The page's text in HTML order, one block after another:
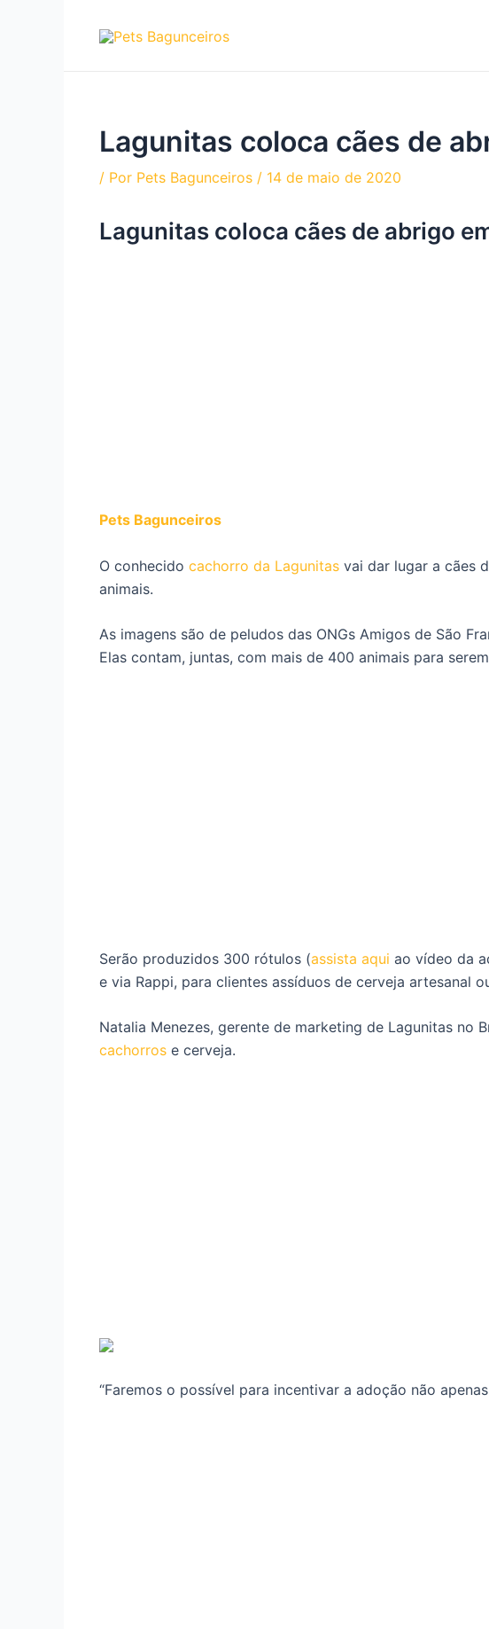
Lagunitas coloca cães de
/ Por Pets Bagunceiros / 14 de maio de 2020
Lagunitas coloca cães de abrigo
Pets Bagunceiros
O conhecido cachorro da Lagunitas vai dar lugar a cães
animais.
As imagens são de peludos das ONGs Amigos de São
Elas contam, juntas, com mais de 400 animais para
Serão produzidos 300 rótulos (assista aqui ao vídeo da
e via Rappi, para clientes assíduos de cerveja artesanal
Natalia Menezes, gerente de marketing de Lagunitas no
cachorros e cerveja.
“Faremos o possível para incentivar a adoção não